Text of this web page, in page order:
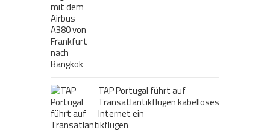
TAP Portugal führt auf
Transatlantikflügen kabelloses
Internet ein